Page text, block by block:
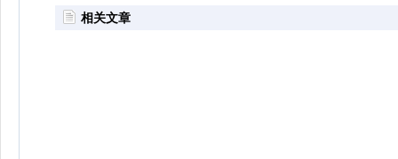
相关文章